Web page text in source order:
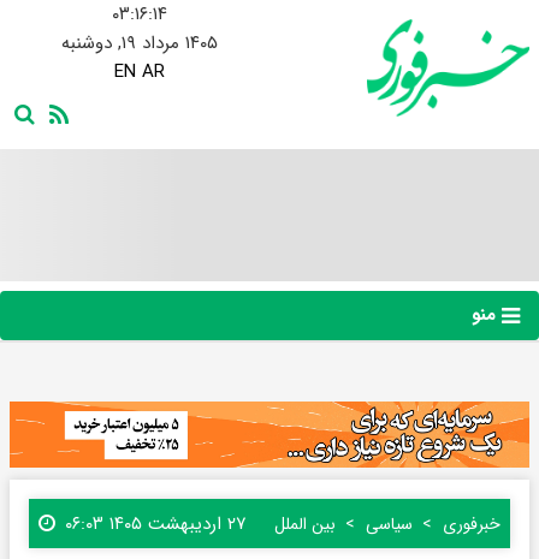
۰۳:۱۶:۱۵
۱۴۰۵ مرداد ۱۹, دوشنبه
EN AR
منو
خبرفوری سیاسی بین الملل ۲۷ اردیبهشت ۱۴۰۵ ۰۶:۰۳